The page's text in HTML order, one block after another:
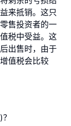
来抵销。这只
售投资者的一
税中受益。这
出售时，由于
值税会比较